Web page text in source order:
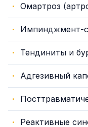
Омартроз
Импинджмент-
Тендиниты и
Адгезивный
Реактивные